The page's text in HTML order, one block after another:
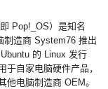
Pop!_OS）是知名
制造商 System76 推出
的 Linux 发行
于自家电脑硬件产品，
他电脑制造商 OEM。